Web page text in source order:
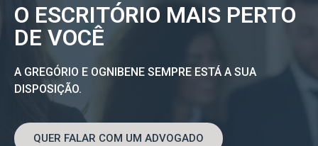
O ESCRITÓRIO MAIS PERTO
DE VOCÊ
A GREGÓRIO E OGNIBENE SEMPRE ESTÁ A SUA
DISPOSIÇÃO.
QUER FALAR COM UM ADVOGADO